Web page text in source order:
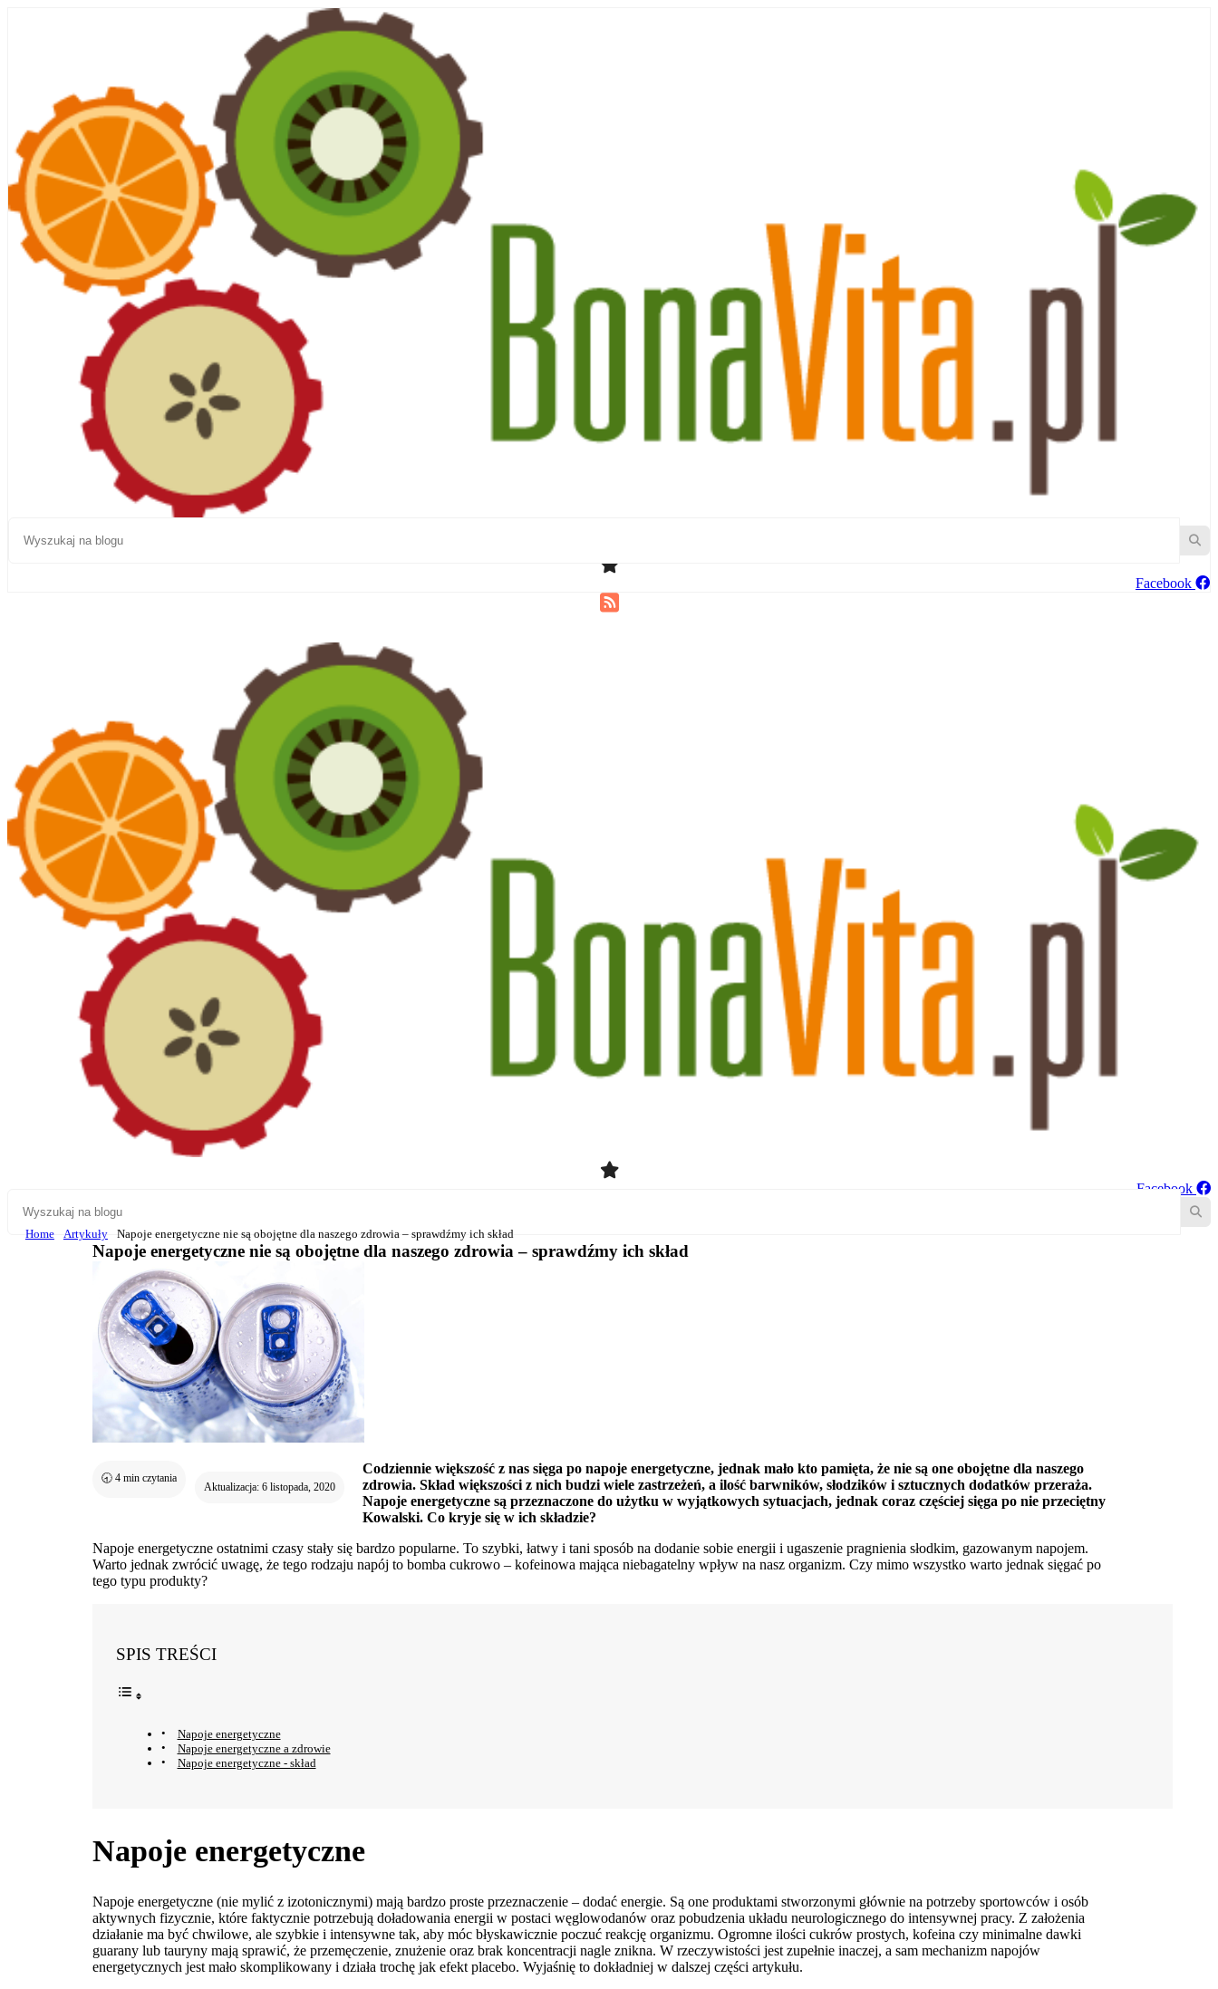
Facebook
Facebook
Home Artykuły Napoje energetyczne nie są obojętne dla naszego zdrowia – sprawdźmy ich skład
Napoje energetyczne nie są obojętne dla naszego zdrowia – sprawdźmy ich skład
🕣 4 min czytania
Aktualizacja: 6 listopada, 2020
Codziennie większość z nas sięga po napoje energetyczne, jednak mało kto pamięta, że nie są one obojętne dla naszego
zdrowia. Skład większości z nich budzi wiele zastrzeżeń, a ilość barwników, słodzików i sztucznych dodatków przeraża.
Napoje energetyczne są przeznaczone do użytku w wyjątkowych sytuacjach, jednak coraz częściej sięga po nie przeciętny
Kowalski. Co kryje się w ich składzie?
Napoje energetyczne ostatnimi czasy stały się bardzo popularne. To szybki, łatwy i tani sposób na dodanie sobie energii i ugaszenie pragnienia słodkim, gazowanym napojem.
Warto jednak zwrócić uwagę, że tego rodzaju napój to bomba cukrowo – kofeinowa mająca niebagatelny wpływ na nasz organizm. Czy mimo wszystko warto jednak sięgać po
tego typu produkty?
SPIS TREŚCI
Napoje energetyczne
Napoje energetyczne a zdrowie
Napoje energetyczne - skład
Napoje energetyczne
Napoje energetyczne (nie mylić z izotonicznymi) mają bardzo proste przeznaczenie – dodać energie. Są one produktami stworzonymi głównie na potrzeby sportowców i osób
aktywnych fizycznie, które faktycznie potrzebują doładowania energii w postaci węglowodanów oraz pobudzenia układu neurologicznego do intensywnej pracy. Z założenia
działanie ma być chwilowe, ale szybkie i intensywne tak, aby móc błyskawicznie poczuć reakcję organizmu. Ogromne ilości cukrów prostych, kofeina czy minimalne dawki
guarany lub tauryny mają sprawić, że przemęczenie, znużenie oraz brak koncentracji nagle znikna. W rzeczywistości jest zupełnie inaczej, a sam mechanizm napojów
energetycznych jest mało skomplikowany i działa trochę jak efekt placebo. Wyjaśnię to dokładniej w dalszej części artykułu.